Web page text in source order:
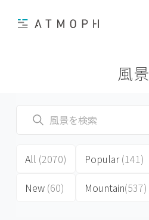
風景
All (2070)
New (60)
Popular(141)
Mountain(537)